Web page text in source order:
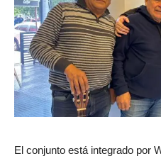
El conjunto está integrado por